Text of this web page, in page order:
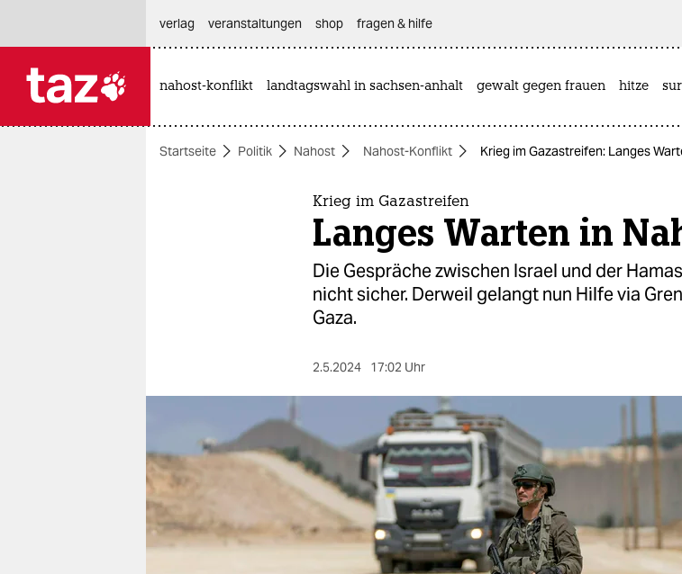
themen
wahrheit
verlag
verlag
veranstaltungen shop fragen & hilfe
nahost-konflikt landtagswahl in sachsen-anhalt gewalt gegen frauen hitze
Startseite Politik Nahost Nahost-Konflikt Krieg im Gazastreifen: Langes
Krieg im Gazastreifen
Langes Warten in
Die Gespräche zwischen Israel und der
nicht sicher. Derweil gelangt nun Hilfe via
Gaza.
2.5.2024 17:02 Uhr